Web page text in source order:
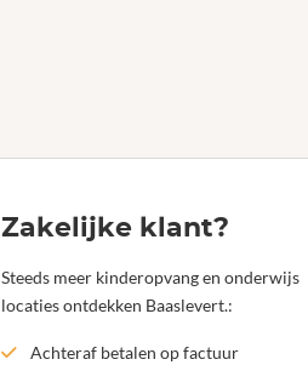
Zakelijke klant?
Steeds meer kinderopvang en onderwijs
locaties ontdekken Baaslevert.:
Achteraf betalen op factuur